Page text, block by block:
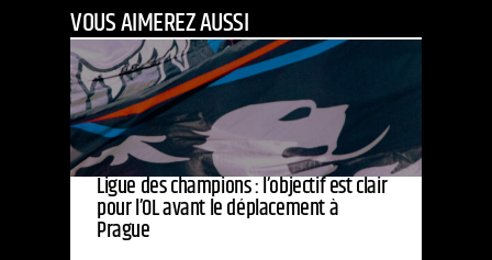
VOUS AIMEREZ AUSSI
Ligue des champions : l’objectif est clair
pour l’OL avant le déplacement à
Prague